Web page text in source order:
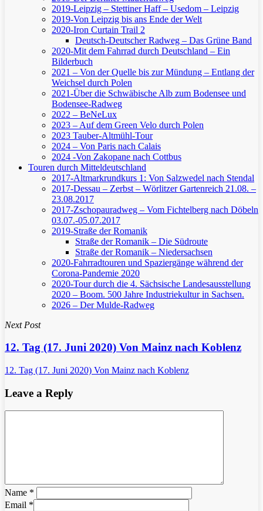
2019-Leipzig – Stettiner Haff – Usedom – Leipzig
2019-Von Leipzig bis ans Ende der Welt
2020-Iron Curtain Trail 2
Deutsch-Deutscher Radweg – Das Grüne Band
2020-Mit dem Fahrrad durch Deutschland – Ein
Bilderbuch
2021 – Von der Quelle bis zur Mündung – Entlang der
Weichsel durch Polen
2021-Über die Schwäbische Alb zum Bodensee und
Bodensee-Radweg
2022 – BeNeLux
2023 – Auf dem Green Velo durch Polen
2023 Tauber-Altmühl-Tour
2024 – Von Paris nach Calais
2024 -Von Zakopane nach Cottbus
Touren durch Mitteldeutschland
2017-Altmarkrundkurs 1: Von Salzwedel nach Stendal
2017-Dessau – Zerbst – Wörlitzer Gartenreich 21.08. –
23.08.2017
2017-Zschopauradweg – Vom Fichtelberg nach Döbeln
03.07.-05.07.2017
2019-Straße der Romanik
Straße der Romanik – Die Südroute
Straße der Romanik – Niedersachsen
2020-Fahrradtouren und Spaziergänge während der
Corona-Pandemie 2020
2020-Tour durch die 4. Sächsische Landesausstellung
2020 – Boom. 500 Jahre Industriekultur in Sachsen.
2026 – Der Mulde-Radweg
Next Post
12. Tag (17. Juni 2020) Von Mainz nach Koblenz
12. Tag (17. Juni 2020) Von Mainz nach Koblenz
Leave a Reply
Name *
Email *